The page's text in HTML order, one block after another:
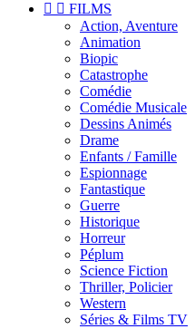
  FILMS
Action, Aventure
Animation
Biopic
Catastrophe
Comédie
Comédie Musicale
Dessins Animés
Drame
Enfants / Famille
Espionnage
Fantastique
Guerre
Historique
Horreur
Péplum
Science Fiction
Thriller, Policier
Western
Séries & Films TV